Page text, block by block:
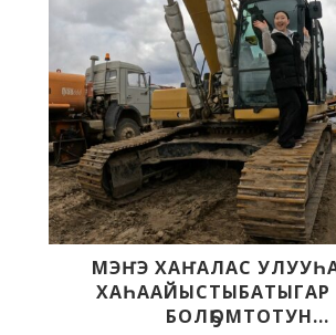
МЭҤЭ ХАҤАЛАС
ХАҺААЙЫСТЫБАТЫГАР
БОЛҔОМТОТУН...